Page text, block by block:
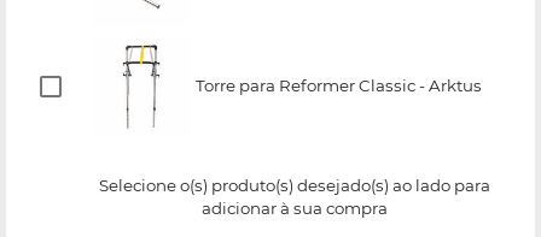
Torre para Reformer Classic - Arktus
Selecione o(s) produto(s) desejado(s) ao lado para
adicionar à sua compra